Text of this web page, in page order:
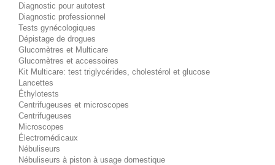
Diagnostic pour autotest
Diagnostic professionnel
Tests gynécologiques
Dépistage de drogues
Glucomètres et Multicare
Glucomètres et accessoires
Kit Multicare: test triglycérides, cholestérol et glucose
Lancettes
Éthylotests
Centrifugeuses et microscopes
Centrifugeuses
Microscopes
Électromédicaux
Nébuliseurs
Nébuliseurs à piston à usage domestique